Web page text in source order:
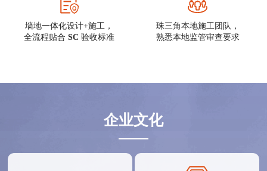
墙地一体化设计+施工，
全流程贴合SC 验收标准
珠三角本地施工团队，
熟悉本地监管审查要求
企业文化